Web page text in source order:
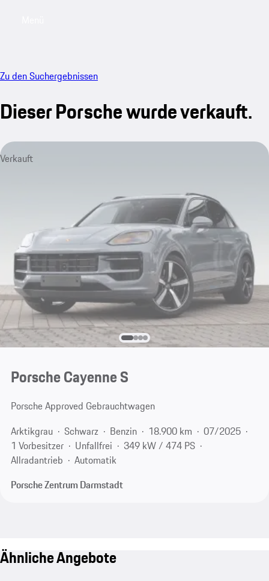
Zu den Suchergebnissen
Dieser Porsche wurde verkauft.
Verkauft
Porsche Cayenne S
Porsche Approved Gebrauchtwagen
Arktikgrau
Schwarz Benzin 18.900 km
07/2025
1 Vorbesitzer
Unfallfrei
349 kW / 474 PS
Allradantrieb
Automatik
Porsche Zentrum Darmstadt
Ähnliche Angebote